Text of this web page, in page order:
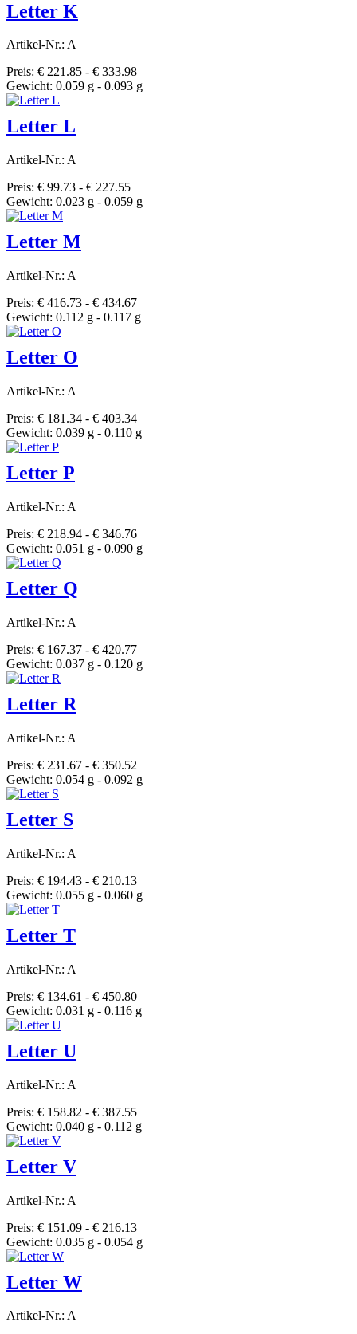
Letter K
Artikel-Nr.: A
Preis: € 221.85 - € 333.98
Gewicht: 0.059 g - 0.093 g
Letter L
Artikel-Nr.: A
Preis: € 99.73 - € 227.55
Gewicht: 0.023 g - 0.059 g
Letter M
Artikel-Nr.: A
Preis: € 416.73 - € 434.67
Gewicht: 0.112 g - 0.117 g
Letter O
Artikel-Nr.: A
Preis: € 181.34 - € 403.34
Gewicht: 0.039 g - 0.110 g
Letter P
Artikel-Nr.: A
Preis: € 218.94 - € 346.76
Gewicht: 0.051 g - 0.090 g
Letter Q
Artikel-Nr.: A
Preis: € 167.37 - € 420.77
Gewicht: 0.037 g - 0.120 g
Letter R
Artikel-Nr.: A
Preis: € 231.67 - € 350.52
Gewicht: 0.054 g - 0.092 g
Letter S
Artikel-Nr.: A
Preis: € 194.43 - € 210.13
Gewicht: 0.055 g - 0.060 g
Letter T
Artikel-Nr.: A
Preis: € 134.61 - € 450.80
Gewicht: 0.031 g - 0.116 g
Letter U
Artikel-Nr.: A
Preis: € 158.82 - € 387.55
Gewicht: 0.040 g - 0.112 g
Letter V
Artikel-Nr.: A
Preis: € 151.09 - € 216.13
Gewicht: 0.035 g - 0.054 g
Letter W
Artikel-Nr.: A